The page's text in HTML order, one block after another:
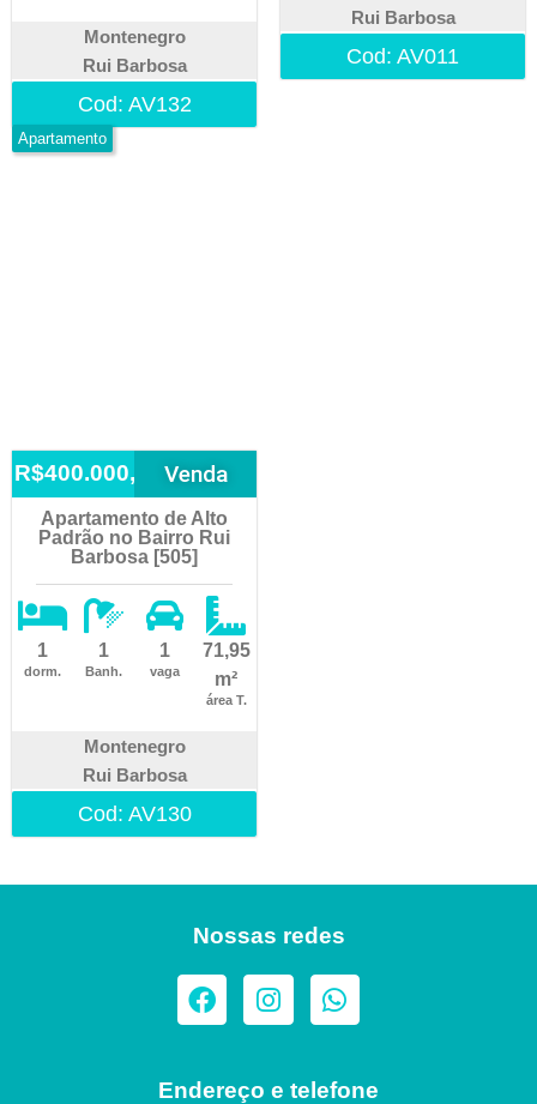
Montenegro
Rui Barbosa
Cod: AV132
Rui Barbosa
Cod: AV011
R$400.000,00 Venda
Apartamento
Apartamento de Alto
Padrão no Bairro Rui
Barbosa [505]
1
dorm.
1
Banh.
1
vaga
71,95
m²
área T.
Montenegro
Rui Barbosa
Cod: AV130
Nossas redes
Endereço e telefone